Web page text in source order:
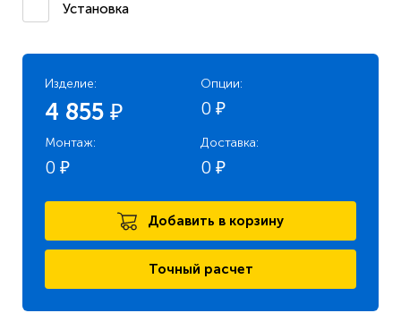
Установка
Изделие:
4 855 ₽
Опции:
0 ₽
Монтаж:
0 ₽
Доставка:
0 ₽
Добавить в корзину
Точный расчет